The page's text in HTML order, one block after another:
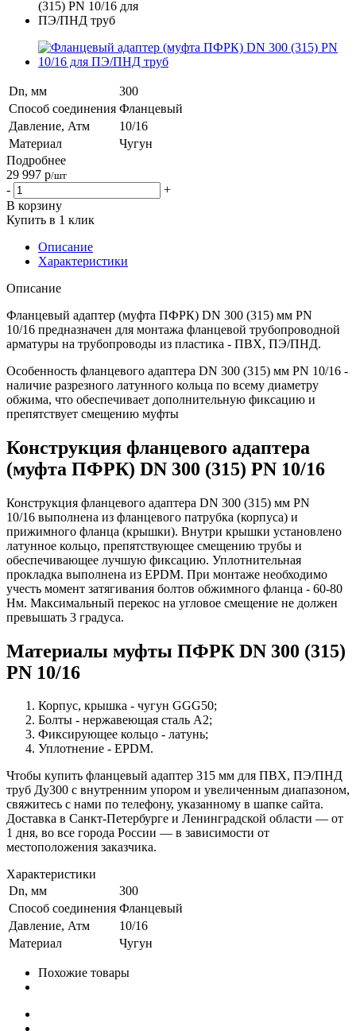
Dn, мм
300
Способ соединения Фланцевый
Давление, Атм
10/16
Материал
Чугун
Подробнее
29 997 р/шт
-
+
В корзину
Купить в 1 клик
Описание
Характеристики
Описание
Фланцевый адаптер (муфта ПФРК) DN 300 (315) мм PN
10/16 предназначен для монтажа фланцевой трубопроводной
арматуры на трубопроводы из пластика - ПВХ, ПЭ/ПНД.
Особенность фланцевого адаптера DN 300 (315) мм PN 10/16 -
наличие разрезного латунного кольца по всему диаметру
обжима, что обеспечивает дополнительную фиксацию и
препятствует смещению муфты
Конструкция фланцевого адаптера
(муфта ПФРК) DN 300 (315) PN 10/16
Конструкция фланцевого адаптера DN 300 (315) мм PN
10/16 выполнена из фланцевого патрубка (корпуса) и
прижимного фланца (крышки). Внутри крышки установлено
латунное кольцо, препятствующее смещению трубы и
обеспечивающее лучшую фиксацию. Уплотнительная
прокладка выполнена из EPDM. При монтаже необходимо
учесть момент затягивания болтов обжимного фланца - 60-80
Нм. Максимальный перекос на угловое смещение не должен
превышать 3 градуса.
Материалы муфты ПФРК DN 300 (315)
PN 10/16
Корпус, крышка - чугун GGG50;
Болты - нержавеющая сталь А2;
Фиксирующее кольцо - латунь;
Уплотнение - EPDM.
Чтобы купить фланцевый адаптер 315 мм для ПВХ, ПЭ/ПНД
труб Ду300 с внутренним упором и увеличенным диапазоном,
свяжитесь с нами по телефону, указанному в шапке сайта.
Доставка в Санкт-Петербурге и Ленинградской области — от
1 дня, во все города России — в зависимости от
местоположения заказчика.
Характеристики
Dn, мм
300
Способ соединения Фланцевый
Давление, Атм
10/16
Материал
Чугун
Похожие товары